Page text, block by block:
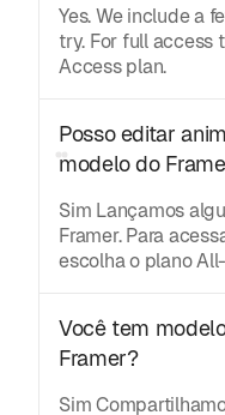
Yes. We include a
try. For full access
Access plan.
Posso editar
modelo do
Sim Lançamos
Framer. Para
escolha o plano
Você tem
Framer?
Sim